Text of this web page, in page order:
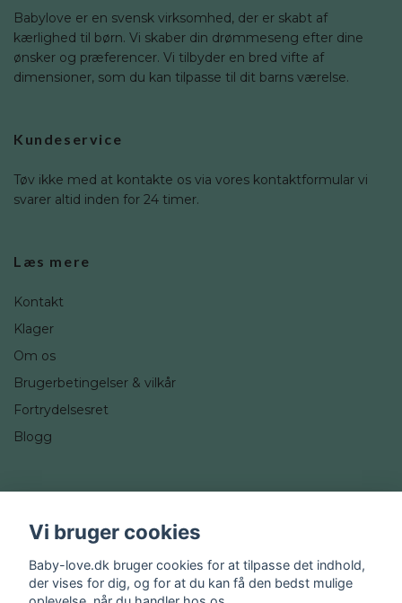
Babylove er en svensk virksomhed, der er skabt af
kærlighed til børn. Vi skaber din drømmeseng efter dine
ønsker og præferencer. Vi tilbyder en bred vifte af
dimensioner, som du kan tilpasse til dit barns værelse.
Kundeservice
Tøv ikke med at kontakte os via vores kontaktformular vi
svarer altid inden for 24 timer.
Læs mere
Kontakt
Klager
Om os
Brugerbetingelser & vilkår
Fortrydelsesret
Blogg
Instagram
Vi bruger cookies
Baby-love.dk bruger cookies for at tilpasse det indhold,
der vises for dig, og for at du kan få den bedst mulige